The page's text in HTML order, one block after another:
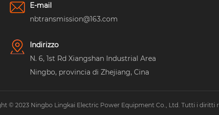
E-mail
nbtransmission@163.com
Indirizzo
N. 6, 1st Rd Xiangshan Industrial Area
Ningbo, provincia di Zhejiang, Cina
© 2023 Ningbo Lingkai Electric Power Equipment Co., Ltd. Tutti i diritti